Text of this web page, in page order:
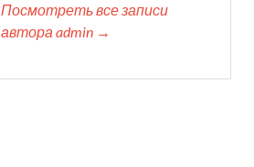
Посмотреть все записи
автора admin →